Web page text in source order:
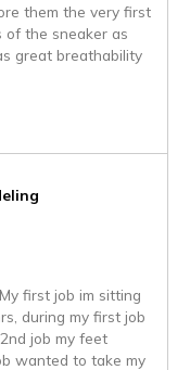
them the very first
of the sneaker as
great breathability
first job im sitting
during my first job
job my feet
wanted to take my